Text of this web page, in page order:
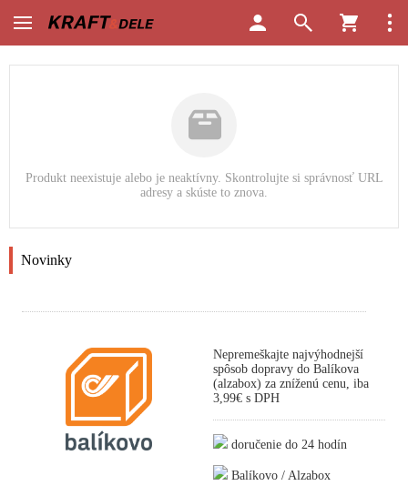
Produkt neexistuje alebo je neaktívny. Skontrolujte si správnosť URL
adresy a skúste to znova.
Novinky
Nepremeškajte najvýhodnejší
spôsob dopravy do Balíkova
(alzabox) za zníženú cenu, iba
3,99€ s DPH
doručenie do 24 hodín
Balíkovo / Alzabox